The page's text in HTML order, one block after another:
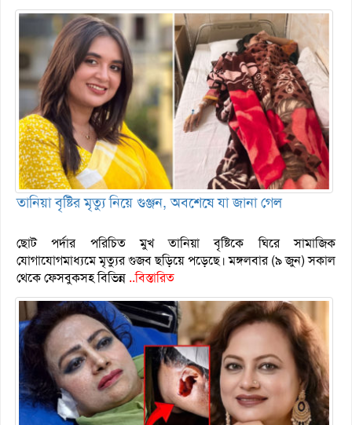
তানিয়া বৃষ্টির মৃত্যু নিয়ে গুঞ্জন, অবশেষে যা জানা গেল
ছোট পর্দার পরিচিত মুখ তানিয়া বৃষ্টিকে ঘিরে সামাজিক
যোগাযোগমাধ্যমে মৃত্যুর গুজব ছড়িয়ে পড়েছে। মঙ্গলবার (৯ জুন) সকাল
থেকে ফেসবুকসহ বিভিন্ন ..বিস্তারিত